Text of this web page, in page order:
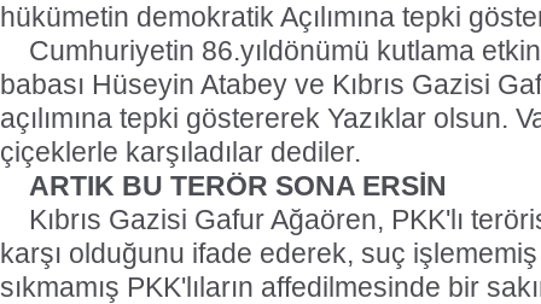
hükümetin demokratik Açılımına tepki
Cumhuriyetin 86.yıldönümü kutlama
babası Hüseyin Atabey ve Kıbrıs Gazisi
açılımına tepki göstererek Yazıklar olsun.
çiçeklerle karşıladılar dediler.
ARTIK BU TERÖR SONA ERSİN
Kıbrıs Gazisi Gafur Ağaören, PKK'lı
karşı olduğunu ifade ederek, suç
sıkmamış PKK'lıların affedilmesinde bir